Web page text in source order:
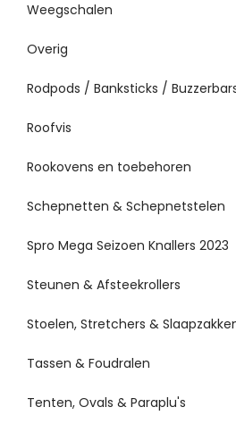
Weegschalen
Overig
Rodpods / Banksticks /
Roofvis
Rookovens en toebehoren
Schepnetten & Schepnetstelen
Spro Mega Seizoen Knallers 2023
Steunen & Afsteekrollers
Stoelen, Stretchers &
Tassen & Foudralen
Tenten, Ovals & Paraplu's